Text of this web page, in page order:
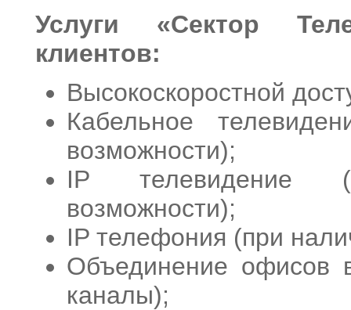
Услуги «Сектор
клиентов:
Высокоскоростной
Кабельное
возможности);
IP телевидение
возможности);
IP телефония (при
Объединение офисов
каналы);